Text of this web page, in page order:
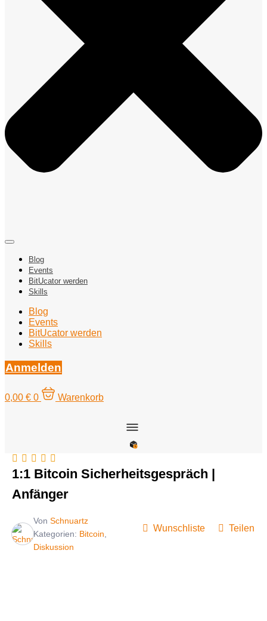
Blog
Events
BitUcator werden
Skills
Blog
Events
BitUcator werden
Skills
Anmelden
0,00 € 0 Warenkorb
1:1 Bitcoin Sicherheitsgespräch |
Anfänger
Von Schnuartz
Kategorien: Bitcoin,
Diskussion
Wunschliste Teilen